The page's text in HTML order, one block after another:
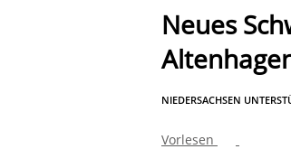
Neues
NIEDERSACHSEN
Vorlesen